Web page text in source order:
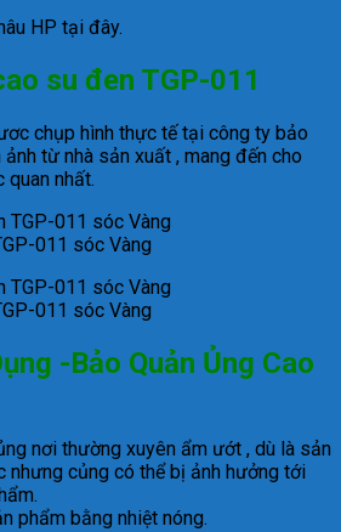
HP tại đây.
su đen TGP-011
chụp hình thực tế tại công ty bảo
từ nhà sản xuất , mang đến cho
quan nhất.
011 sóc Vàng
011 sóc Vàng
-Bảo Quản Ủng Cao
nơi thường xuyên ẩm ướt , dù là sản
nhưng củng có thể bị ảnh hưởng tới
phẩm bằng nhiệt nóng.